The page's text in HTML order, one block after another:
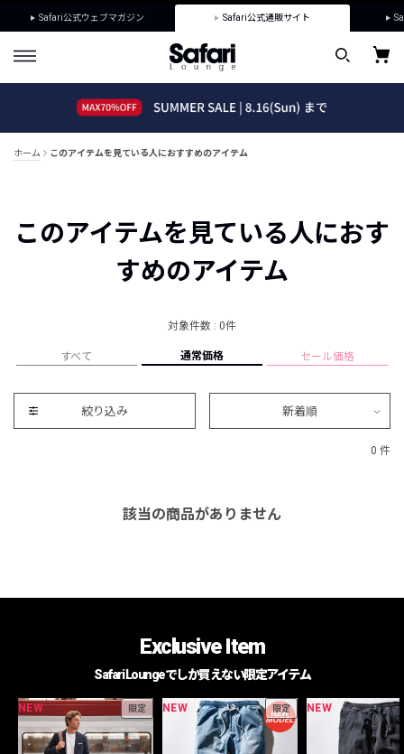
Safari公式ウェブマガジン Safari公式通販サイト
ホーム このアイテムを見ている人におすすめのアイテム
このアイテムを見ている人におす
すめのアイテム
対象件数 : 0件
すべて 通常価格 セール価格
絞り込み 新着順
0 件
該当の商品がありません
Exclusive Item
Safari Loungeでしか買えない限定アイテム
NEW 限定 NEW 限定 NEW